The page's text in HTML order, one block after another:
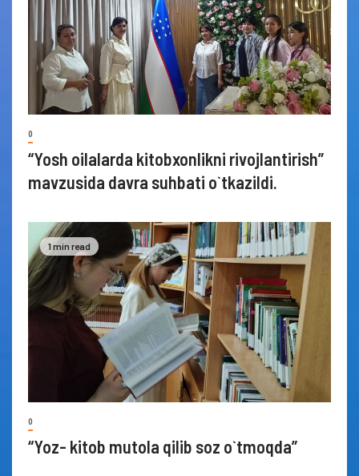
0
“Yosh oilalarda kitobxonlikni rivojlantirish”
mavzusida davra suhbati o`tkazildi.
1 min read
0
“Yoz- kitob mutola qilib soz o`tmoqda”